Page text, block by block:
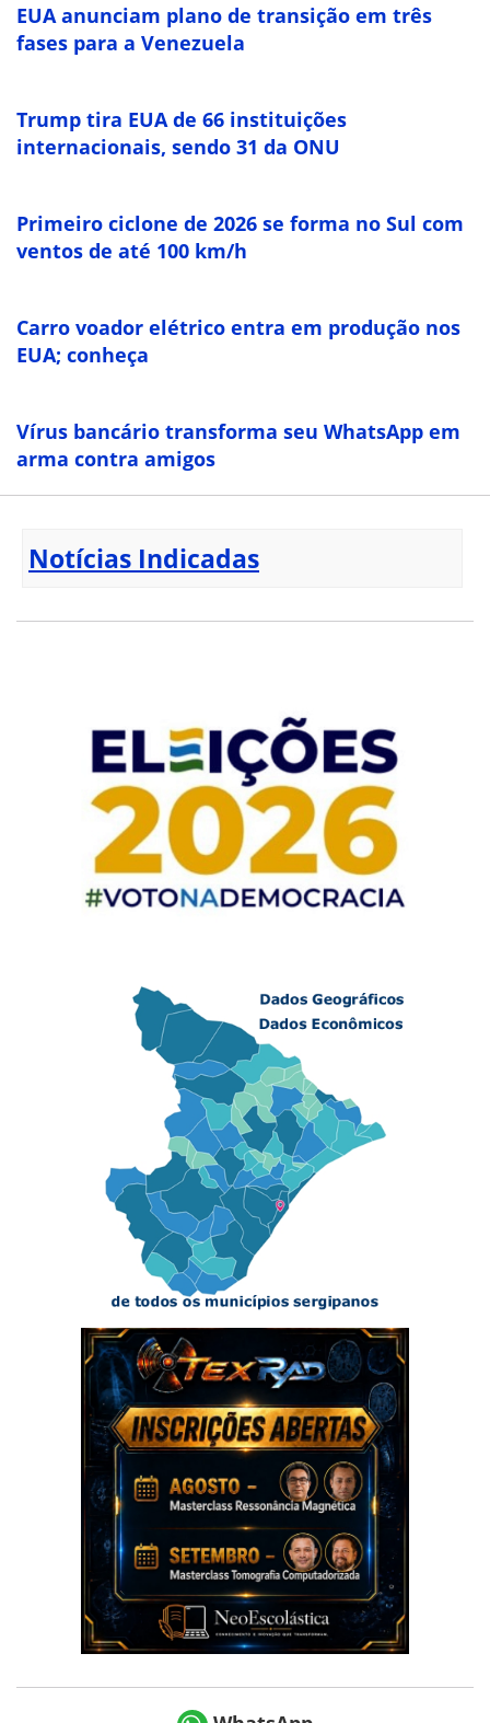
EUA anunciam plano de transição em três
fases para a Venezuela
Trump tira EUA de 66 instituições
internacionais, sendo 31 da ONU
Primeiro ciclone de 2026 se forma no Sul com
ventos de até 100 km/h
Carro voador elétrico entra em produção nos
EUA; conheça
Vírus bancário transforma seu WhatsApp em
arma contra amigos
Notícias Indicadas